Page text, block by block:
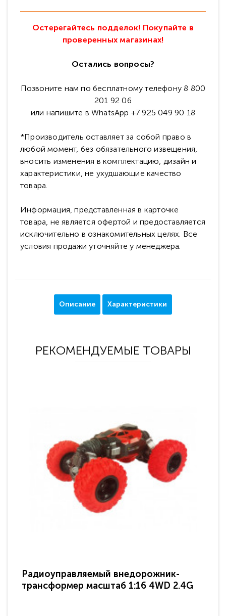
Остерегайтесь подделок! Покупайте в
проверенных магазинах!
Остались вопросы?
Позвоните нам по бесплатному телефону 8 800
201 92 06
или напишите в WhatsApp +7 925 049 90 18
*Производитель оставляет за собой право в
любой момент, без обязательного извещения,
вносить изменения в комплектацию, дизайн и
характеристики, не ухудшающие качество
товара.
Информация, представленная в карточке
товара, не является офертой и предоставляется
исключительно в ознакомительных целях. Все
условия продажи уточняйте у менеджера.
Описание Характеристики
РЕКОМЕНДУЕМЫЕ ТОВАРЫ
Радиоуправляемый внедорожник-
трансформер масштаб 1:16 4WD 2.4G